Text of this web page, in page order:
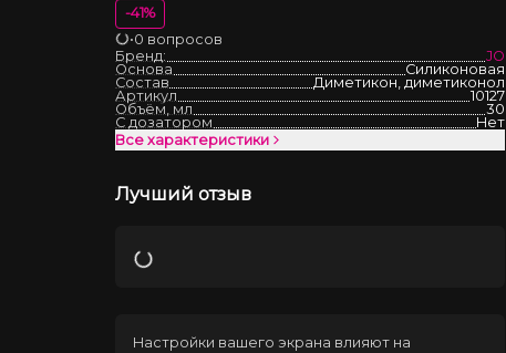
-41%
Загрузка
•0 вопросов
Бренд:
JO
Основа
Силиконовая
Состав
Диметикон, диметиконол
Артикул
10127
Объём, мл
30
С дозатором
Нет
Все характеристики
Лучший отзыв
Загрузка
Настройки вашего экрана влияют на